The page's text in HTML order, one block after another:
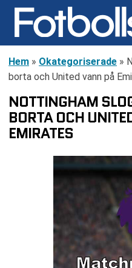
Hem » Okategoriserade »
borta och United vann på
NOTTINGHAM
BORTA OCH
EMIRATES